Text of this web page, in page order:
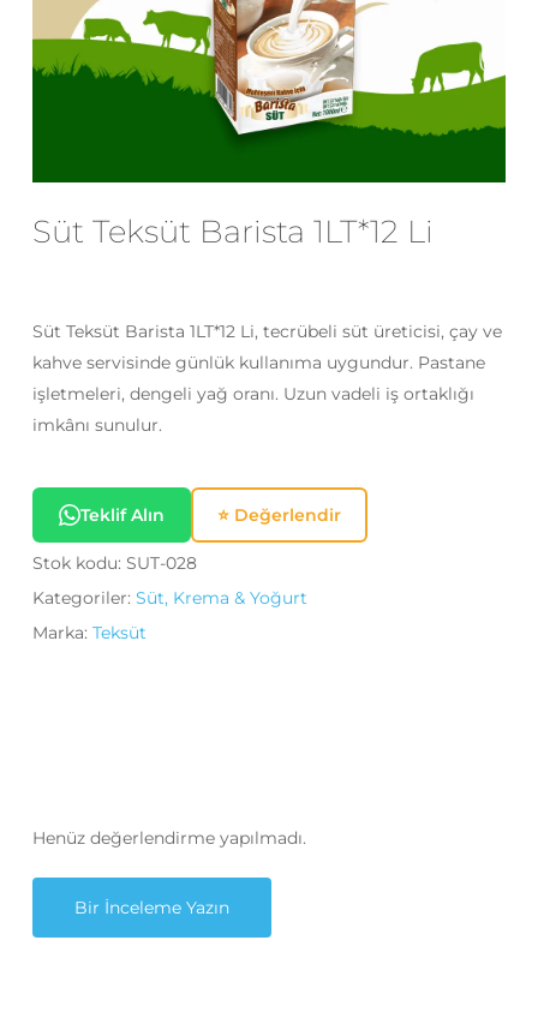
Süt Teksüt Barista 1LT*12 Li
Süt Teksüt Barista 1LT*12 Li, tecrübeli süt üreticisi, çay ve
kahve servisinde günlük kullanıma uygundur. Pastane
işletmeleri, dengeli yağ oranı. Uzun vadeli iş ortaklığı
imkânı sunulur.
Teklif Alın ⭐ Değerlendir
Stok kodu: SUT-028
Kategoriler: Süt, Krema & Yoğurt
Marka: Teksüt
Henüz değerlendirme yapılmadı.
Bir İnceleme Yazın
E-posta*
ve site adresim bu tarayıcıya